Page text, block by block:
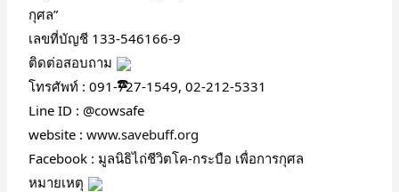
กุศล”
เลขที่บัญชี 133-546166-9
ติดต่อสอบถาม
โทรศัพท์ : 091-727-1549, 02-212-5331
Line ID : @cowsafe
website :www.savebuff.org
Facebook : มูลนิธิไถ่ชีวิตโค-กระบือ เพื่อการกุศล
หมายเหตุ